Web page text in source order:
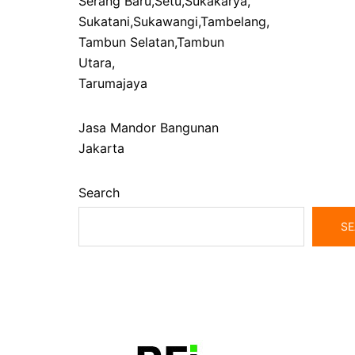
Sukatani,Sukawangi,Tambelang,
Tambun Selatan,Tambun
Utara,
Tarumajaya
Jasa Mandor Bangunan
Jakarta
Search